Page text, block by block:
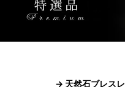
→ 天然石ブレス